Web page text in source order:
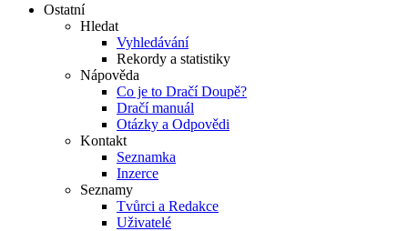
Ostatní
Hledat
Vyhledávání
Rekordy a statistiky
Nápověda
Co je to Dračí Doupě?
Dračí manuál
Otázky a Odpovědi
Kontakt
Seznamka
Inzerce
Seznamy
Tvůrci a Redakce
Uživatelé